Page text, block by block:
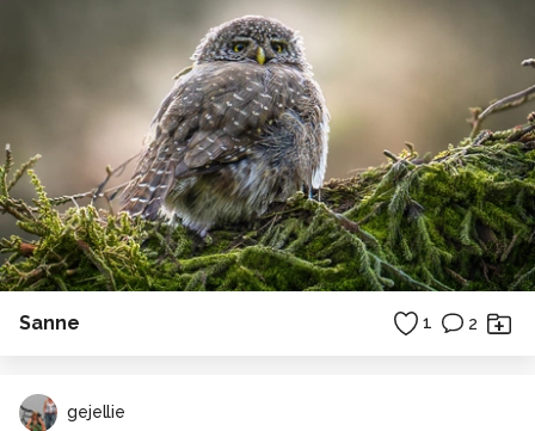
Sanne 1 2
gejellie